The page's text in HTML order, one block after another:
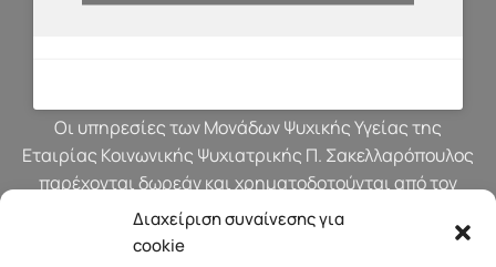
Διαχείριση συναίνεσης για
cookie
Οι υπηρεσίες των Μονάδων Ψυχικής Υγείας της
Εταιρίας Κοινωνικής Ψυχιατρικής Π. Σακελλαρόπουλος
παρέχονται δωρεάν και χρηματοδοτούνται από τον
προϋπολογισμό του Υπουργείου Υγείας.